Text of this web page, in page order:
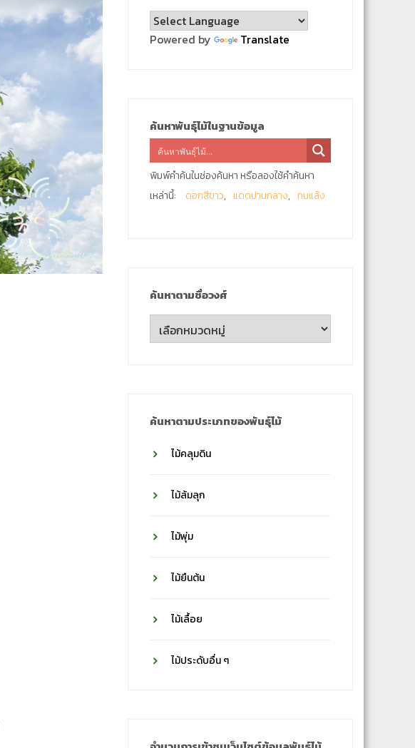
Powered by Translate
ค้นหาพันธุ์ไม้ในฐานข้อมูล
พิมพ์คำค้นในช่องค้นหา หรือลองใช้คำค้นหา
เหล่านี้:
ดอกสีขาว แดดปานกลาง ทนแล้ง
ค้นหาตามชื่อวงศ์
ค้นหา
ตาม
ค้นหาตามประเภทของพันธุ์ไม้
ไม้คลุมดิน
ไม้ล้มลุก
ไม้พุ่ม
ไม้ยืนต้น
ไม้เลื้อย
ไม้ประดับอื่น ๆ